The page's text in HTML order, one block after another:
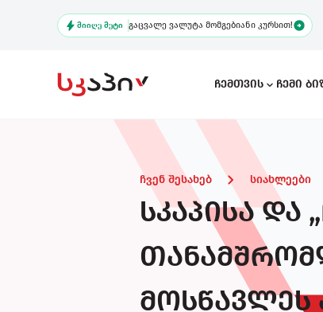
ᲛᲘᲘᲦᲔ ᲛᲔᲢᲘ გაცვალე ვალუტა მომგებიანი კურსით!
Ჩემთვის Ჩემი
ჩვენ შესახებ სიახლეები
სკაპისა და
მოსწავლეს